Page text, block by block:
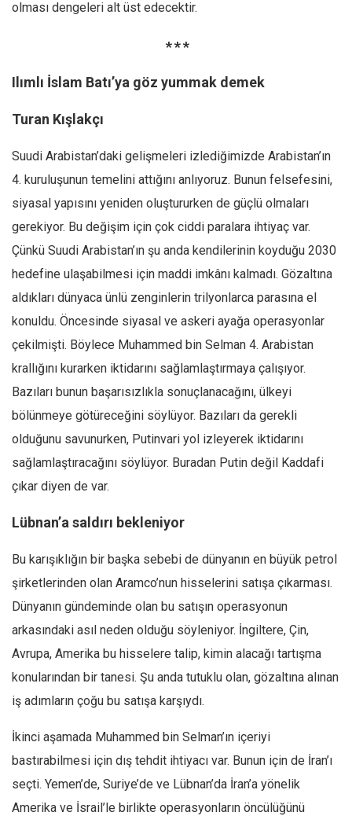
olması dengeleri alt üst edecektir.
* * *
Ilımlı İslam Batı’ya göz yummak demek
Turan Kışlakçı
Suudi Arabistan’daki gelişmeleri izlediğimizde Arabistan’ın
4. kuruluşunun temelini attığını anlıyoruz. Bunun felsefesini,
siyasal yapısını yeniden oluştururken de güçlü olmaları
gerekiyor. Bu değişim için çok ciddi paralara ihtiyaç var.
Çünkü Suudi Arabistan’ın şu anda kendilerinin koyduğu 2030
hedefine ulaşabilmesi için maddi imkânı kalmadı. Gözaltına
aldıkları dünyaca ünlü zenginlerin trilyonlarca parasına el
konuldu. Öncesinde siyasal ve askeri ayağa operasyonlar
çekilmişti. Böylece Muhammed bin Selman 4. Arabistan
krallığını kurarken iktidarını sağlamlaştırmaya çalışıyor.
Bazıları bunun başarısızlıkla sonuçlanacağını, ülkeyi
bölünmeye götüreceğini söylüyor. Bazıları da gerekli
olduğunu savunurken, Putinvari yol izleyerek iktidarını
sağlamlaştıracağını söylüyor. Buradan Putin değil Kaddafi
çıkar diyen de var.
Lübnan’a saldırı bekleniyor
Bu karışıklığın bir başka sebebi de dünyanın en büyük petrol
şirketlerinden olan Aramco’nun hisselerini satışa çıkarması.
Dünyanın gündeminde olan bu satışın operasyonun
arkasındaki asıl neden olduğu söyleniyor. İngiltere, Çin,
Avrupa, Amerika bu hisselere talip, kimin alacağı tartışma
konularından bir tanesi. Şu anda tutuklu olan, gözaltına alınan
iş adımların çoğu bu satışa karşıydı.
İkinci aşamada Muhammed bin Selman’ın içeriyi
bastırabilmesi için dış tehdit ihtiyacı var. Bunun için de İran’ı
seçti. Yemen’de, Suriye’de ve Lübnan’da İran’a yönelik
Amerika ve İsrail’le birlikte operasyonların öncülüğünü